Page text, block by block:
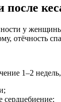
у
отёчность
1–2